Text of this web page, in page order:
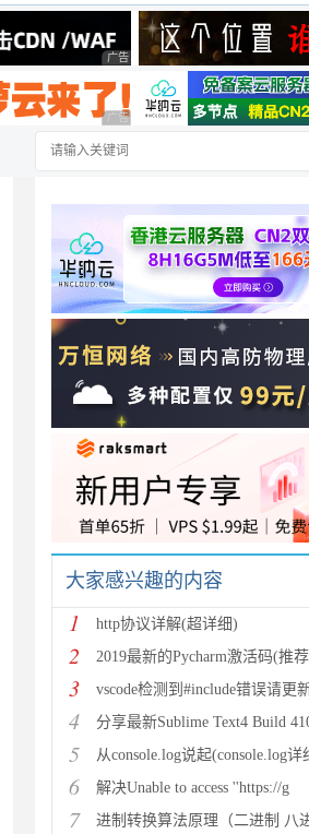
19元/月
广告 商业广告，理性选择
广告 商业广告，理性选择
大家感兴趣的内容
1 http协议详解(超详细)
2 2019最新的Pycharm激活码(推
3 vscode检测到#include错误请更
4 分享最新Sublime Text4 Build
5 从console.log说起(console.log详
6 解决Unable to access ''https://g
7 进制转换算法原理（二进制 八进制 十进制